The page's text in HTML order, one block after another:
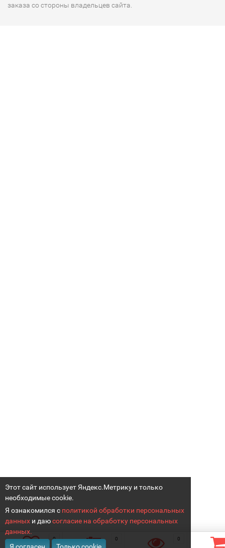
Этот сайт использует Яндекс.Метрику и только
необходимые cookie.
Я ознакомился с политикой обработки персональных
данных и даюсогласие на обработку персональных
данных.
заказа со стороны владельцев сайта.
0 0 0